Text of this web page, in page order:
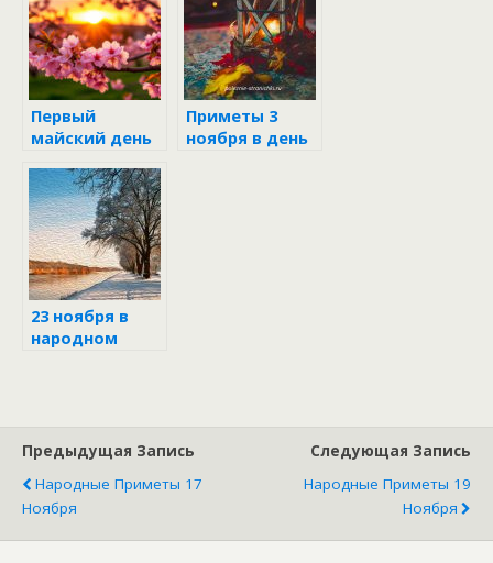
Первый
майский день
деда Семёна
Приметы 3
ноября в день
23 ноября в
народном
Предыдущая Запись
Народные Приметы 17
Ноября
Следующая Запись
Народные Приметы 19
Ноября